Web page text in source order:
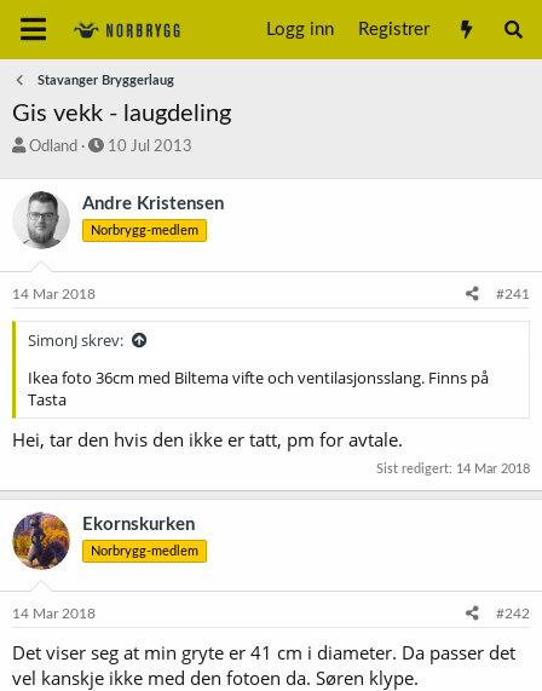
Logg inn Registrer
Stavanger Bryggerlaug
Gis vekk - laugdeling
T
å
d
s
a
r
t
e
Odland
S
r
t
a
o
10 Jul 2013
Andre Kristensen
Norbrygg-medlem
14 Mar 2018 #241
SimonJ skrev:
Ikea foto 36cm med Biltema vifte och ventilasjonsslang. Finns på
Tasta
Hei, tar den hvis den ikke er tatt, pm for avtale.
Sist redigert: 14 Mar 2018
Ekornskurken
Norbrygg-medlem
14 Mar 2018 #242
Det viser seg at min gryte er 41 cm i diameter. Da passer det
vel kanskje ikke med den fotoen da. Søren klype.